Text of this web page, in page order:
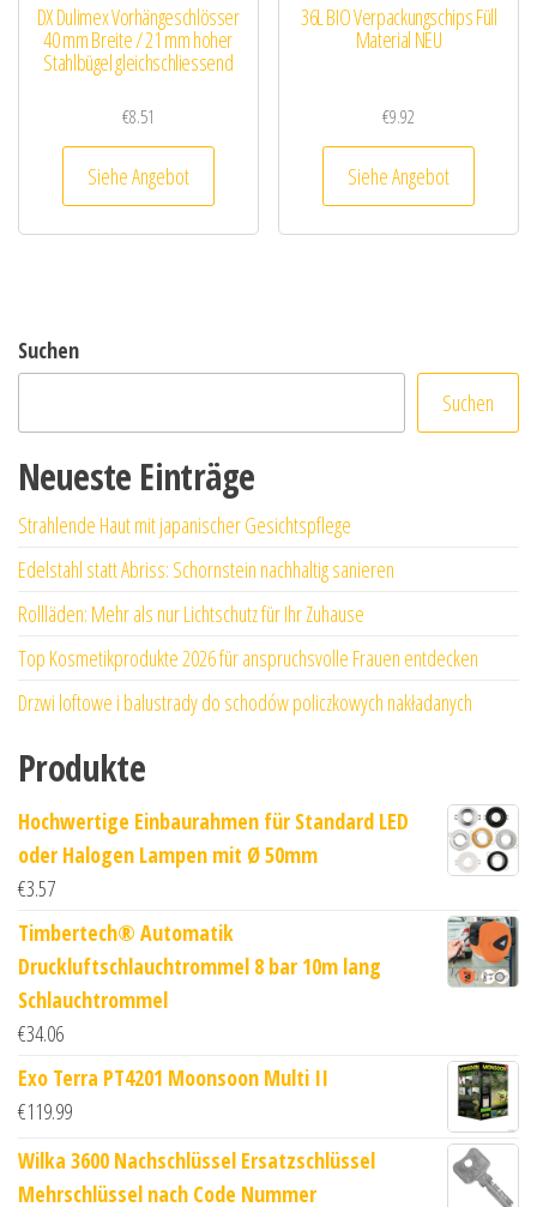
DX Dulimex Vorhängeschlösser
40 mm Breite / 21 mm hoher
Stahlbügel gleichschliessend
€8.51
Siehe Angebot
36L BIO Verpackungschips Füll
Material NEU
€9.92
Siehe Angebot
Suchen
Suchen
Neueste Einträge
Strahlende Haut mit japanischer Gesichtspflege
Edelstahl statt Abriss: Schornstein nachhaltig sanieren
Rollläden: Mehr als nur Lichtschutz für Ihr Zuhause
Top Kosmetikprodukte 2026 für anspruchsvolle Frauen entdecken
Drzwi loftowe i balustrady do schodów policzkowych nakładanych
Produkte
Hochwertige Einbaurahmen für Standard LED
oder Halogen Lampen mit Ø 50mm
€3.57
Timbertech® Automatik
Druckluftschlauchtrommel 8 bar 10m lang
Schlauchtrommel
€34.06
Exo Terra PT4201 Moonsoon Multi II
€119.99
Wilka 3600 Nachschlüssel Ersatzschlüssel
Mehrschlüssel nach Code Nummer